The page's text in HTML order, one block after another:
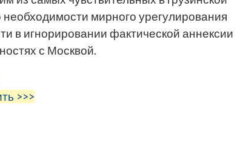
необходимости мирного урегулирования
в игнорировании фактической аннексии
с Москвой.
>>>